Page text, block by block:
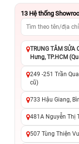
13 Hệ thống
TRUNG TÂM
Hưng, TP.HCM
249 -251 Trần
cũ)
733 Hậu Giang,
481A Nguyễn Thị
507 Tùng Thiện